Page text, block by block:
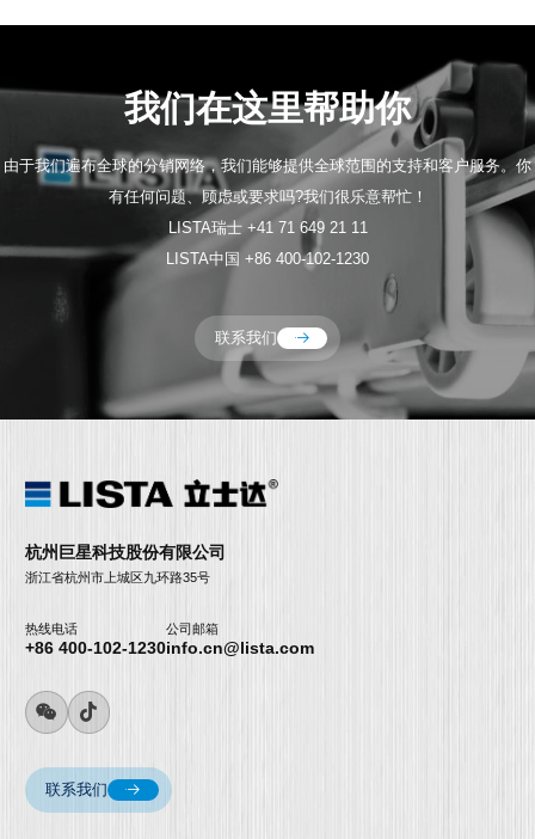
我们在这里帮助你
由于我们遍布全球的分销网络，我们能够提供全球范围的支持和客户服务。你
有任何问题、顾虑或要求吗?我们很乐意帮忙！
LISTA瑞士 +41 71 649 21 11
LISTA中国 +86 400-102-1230
联系我们
杭州巨星科技股份有限公司
浙江省杭州市上城区九环路35号
热线电话
+86 400-102-1230
公司邮箱
info.cn@lista.com
联系我们